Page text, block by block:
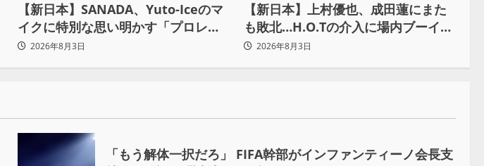
【新日本】SANADA、Yuto-Iceのマ
イクに特別な思い明かす「プロレス
界で一番心に響きました」
2026年8月3日
【新日本】上村優也、成田蓮にまた
も敗北…H.O.Tの介入に場内ブーイン
グ「俺が闘いたい蓮じゃない！」
2026年8月3日
「もう解体一択だろ」 FIFA幹部がインファンティーノ会長支